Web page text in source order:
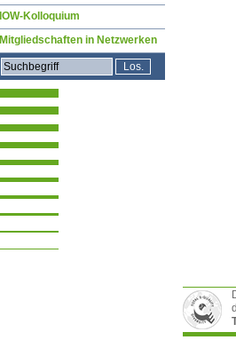
IOW-Kolloquium
Mitgliedschaften in Netzwerken